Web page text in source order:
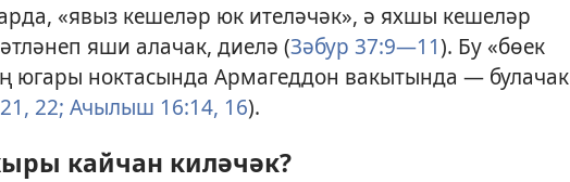
«явыз кешеләр юк ителәчәк», ә яхшы кешеләр
яши алачак, диелә (Зәбур 37:9—11). Бу «бөек
югары ноктасында Армагеддон вакытында — булачак
22; Ачылыш 16:14, 16).
кайчан киләчәк?